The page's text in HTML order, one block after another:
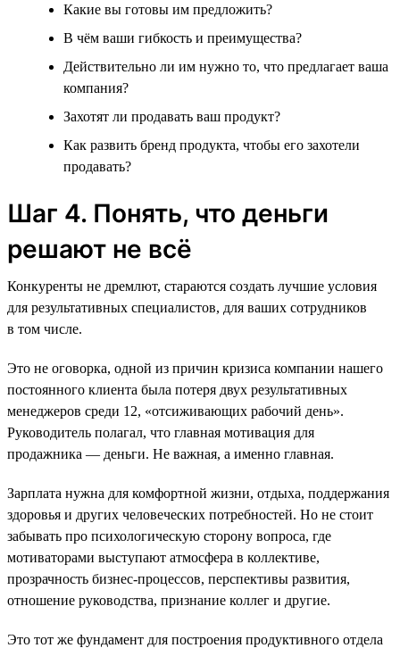
Какие вы готовы им предложить?
В чём ваши гибкость и преимущества?
Действительно ли им нужно то, что предлагает ваша
компания?
Захотят ли продавать ваш продукт?
Как развить бренд продукта, чтобы его захотели
продавать?
Шаг 4. Понять, что деньги
решают не всё
Конкуренты не дремлют, стараются создать лучшие условия
для результативных специалистов, для ваших сотрудников
в том числе.
Это не оговорка, одной из причин кризиса компании нашего
постоянного клиента была потеря двух результативных
менеджеров среди 12, «отсиживающих рабочий день».
Руководитель полагал, что главная мотивация для
продажника — деньги. Не важная, а именно главная.
Зарплата нужна для комфортной жизни, отдыха, поддержания
здоровья и других человеческих потребностей. Но не стоит
забывать про психологическую сторону вопроса, где
мотиваторами выступают атмосфера в коллективе,
прозрачность бизнес-процессов, перспективы развития,
отношение руководства, признание коллег и другие.
Это тот же фундамент для построения продуктивного отдела